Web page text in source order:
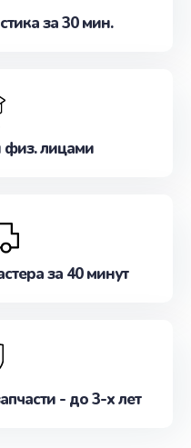
за 30 мин.
физ. лицами
за 40 минут
- до 3-х лет